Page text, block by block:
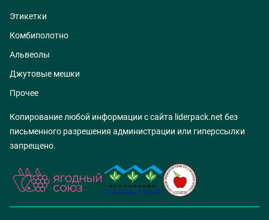
Этикетки
Комбиполотно
Альвеолы
Джутовые мешки
Прочее
Копирование любой информации с сайта liderpack.net без
письменного разрешения администрации или гиперссылки
запрещено.